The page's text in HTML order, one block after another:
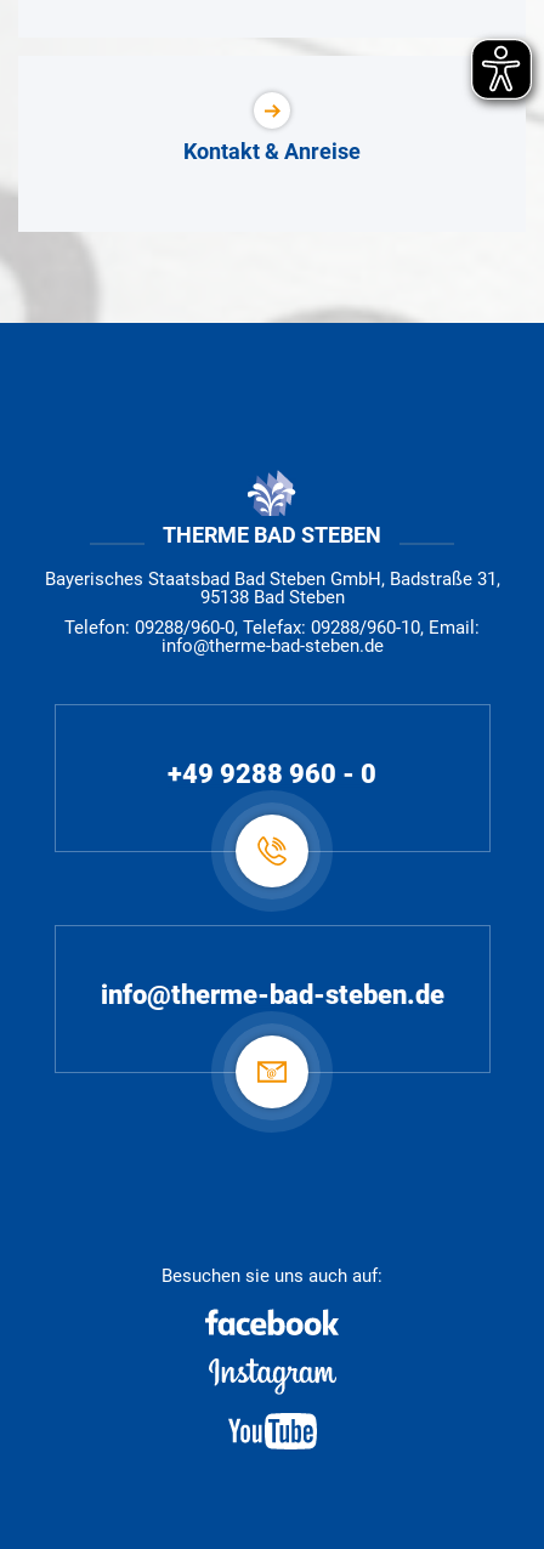
Kontakt & Anreise
THERME BAD STEBEN
Bayerisches Staatsbad Bad Steben GmbH, Badstraße 31,
95138 Bad Steben
Telefon: 09288/960-0, Telefax: 09288/960-10, Email:
info@therme-bad-steben.de
+49 9288 960 - 0
info@therme-bad-steben.de
Besuchen sie uns auch auf: